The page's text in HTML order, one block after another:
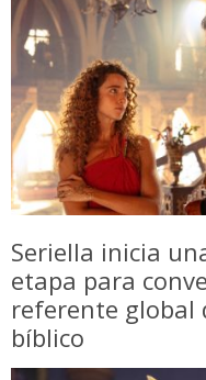
Seriella inicia
etapa para
referente global
bíblico